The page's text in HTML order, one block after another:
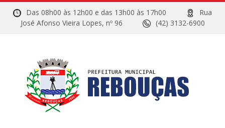
Das 08h00 às 12h00 e das 13h00 às 17h00
Rua
José Afonso Vieira Lopes, nº 96
(42) 3132-6900